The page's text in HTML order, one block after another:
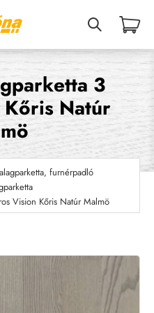
3
Natúr
furnérpadló
Vision Kőris Natúr Malmö